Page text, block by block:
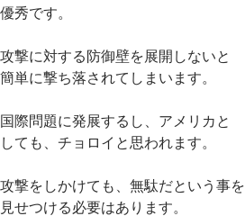
優秀です。
攻撃に対する防御壁を展開しないと
簡単に撃ち落されてしまいます。
国際問題に発展するし、アメリカと
しても、チョロイと思われます。
攻撃をしかけても、無駄だという事を
見せつける必要はあります。